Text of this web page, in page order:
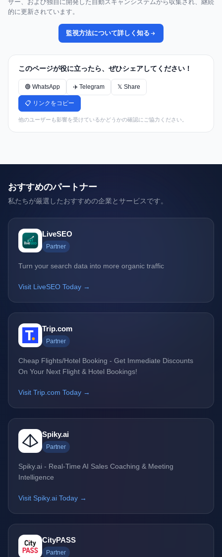
ザー、および独自に開発した自動スキャンシステムから収集され、継続
的に更新されています。
監視方法について詳しく知る
このページが役に立ったら、ぜひシェアしてください！
🟢 WhatsApp ✈️ Telegram 𝕏 Share
📋 リンクをコピー
他のユーザーも影響を受けているかどうかの確認にご協力ください。
おすすめのパートナー
私たちが厳選したおすすめの企業とサービスです。
LiveSEO
Partner
Turn your search data into more organic traffic
Visit LiveSEO Today →
Trip.com
Partner
Cheap Flights/Hotel Booking - Get Immediate Discounts
On Your Next Flight & Hotel Bookings!
Visit Trip.com Today →
Spiky.ai
Partner
Spiky.ai - Real-Time AI Sales Coaching & Meeting
Intelligence
Visit Spiky.ai Today →
CityPASS
Partner